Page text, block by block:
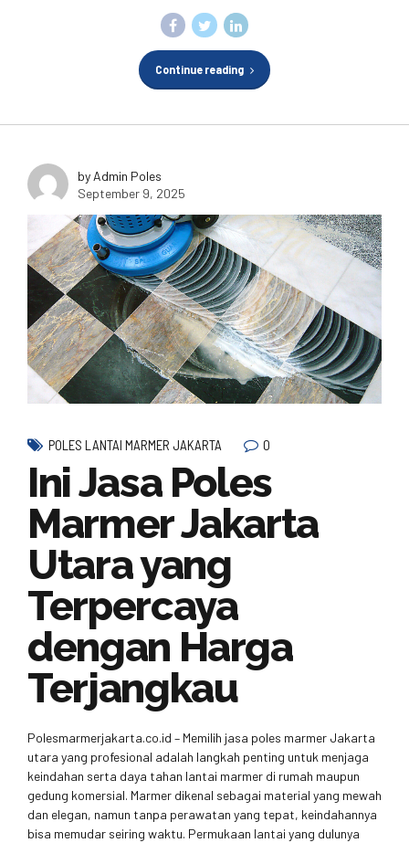
Continue reading
by Admin Poles
September 9, 2025
POLES LANTAI MARMER JAKARTA 0
Ini Jasa Poles
Marmer Jakarta
Utara yang
Terpercaya
dengan Harga
Terjangkau
Polesmarmerjakarta.co.id – Memilih jasa poles marmer Jakarta
utara yang profesional adalah langkah penting untuk menjaga
keindahan serta daya tahan lantai marmer di rumah maupun
gedung komersial. Marmer dikenal sebagai material yang mewah
dan elegan, namun tanpa perawatan yang tepat, keindahannya
bisa memudar seiring waktu. Permukaan lantai yang dulunya